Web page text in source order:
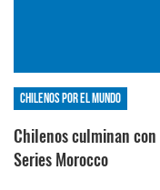
Chilenos por el mundo
Chilenos culminan
Series Morocco